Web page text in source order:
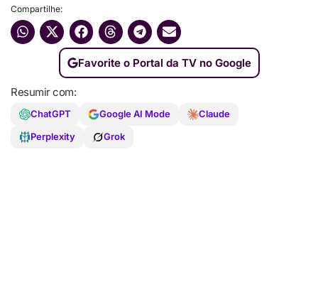
Compartilhe:
Favorite o Portal da TV no Google
Resumir com:
ChatGPT Google AI Mode
Claude
Perplexity
Grok